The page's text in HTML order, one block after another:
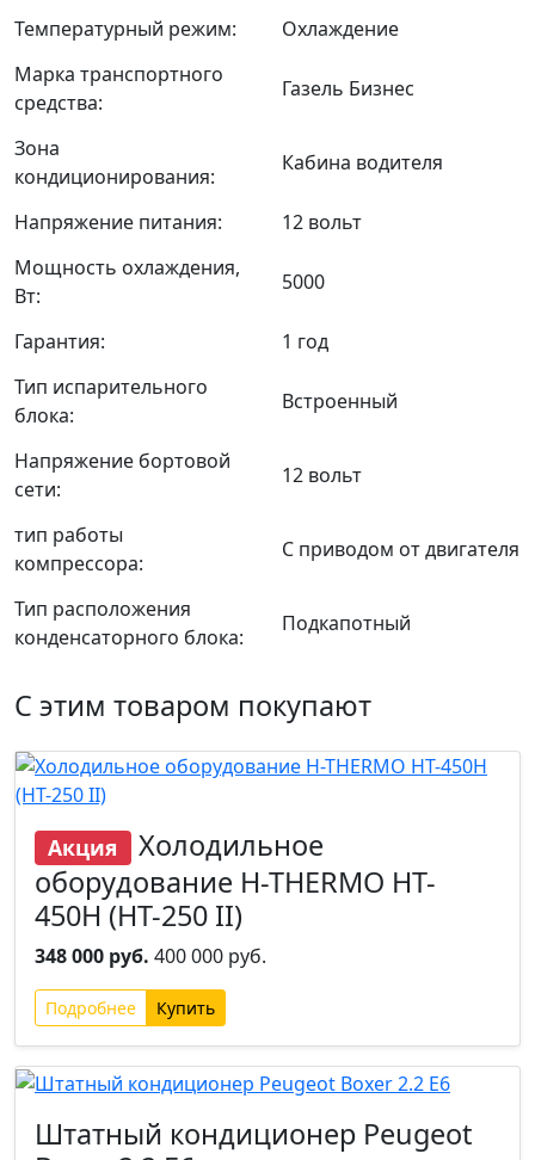
Температурный режим:
Охлаждение
Марка транспортного
средства:
Газель Бизнес
Зона
кондиционирования:
Кабина водителя
Напряжение питания:
12 вольт
Мощность охлаждения,
Вт:
5000
Гарантия:
1 год
Тип испарительного
блока:
Встроенный
Напряжение бортовой
сети:
12 вольт
тип работы
компрессора:
С приводом от двигателя
Тип расположения
конденсаторного блока:
Подкапотный
С этим товаром покупают
Акция Холодильное
оборудование H-THERMO HT-
450H (HT-250 II)
348 000 руб. 400 000 руб.
Подробнее
Штатный кондиционер Peugeot